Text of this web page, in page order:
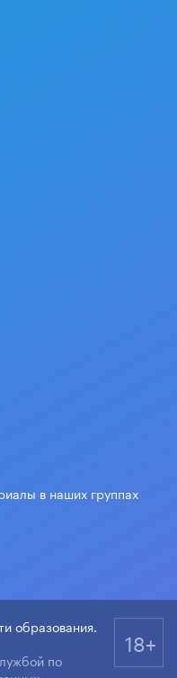
в наших группах
образования.
по
18+